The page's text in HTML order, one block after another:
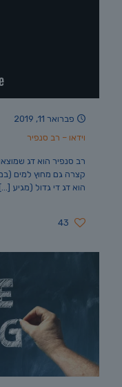
פברואר 11, 2019
וידאו – רב סנפיר
רב סנפיר הוא דג
קצרה גם מחוץ למים
הוא דג די גדול (מגיע […]
43